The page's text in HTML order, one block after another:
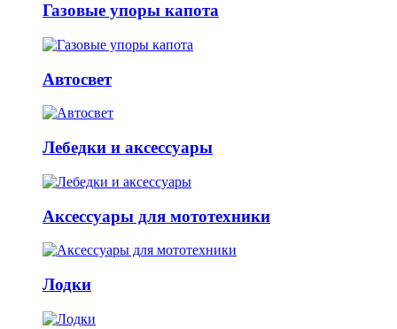
Газовые упоры капота
Автосвет
Лебедки и аксессуары
Аксессуары для мототехники
Лодки